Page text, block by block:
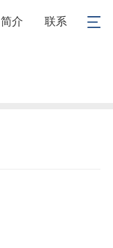
简介 联系 1